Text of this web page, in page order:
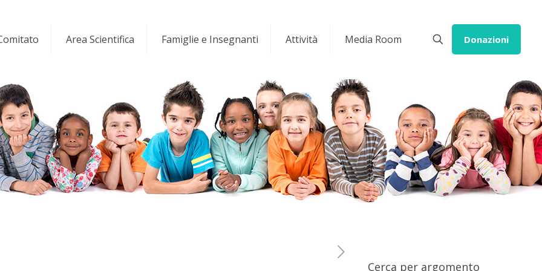
Area Scientifica Famiglie e Insegnanti Attività Media Room Donazioni
Cerca per argomento